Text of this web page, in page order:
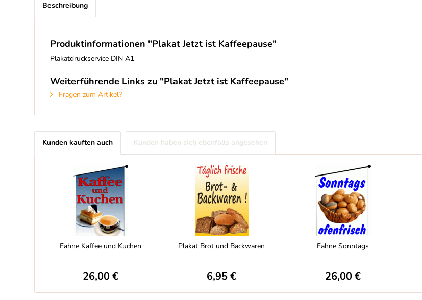
Beschreibung
Produktinformationen "Plakat Jetzt ist Kaffeepause"
Plakatdruckservice DIN A1
Weiterführende Links zu "Plakat Jetzt ist Kaffeepause"
Fragen zum Artikel?
Kunden kauften auch Kunden haben sich ebenfalls angesehen
Fahne Kaffee und Kuchen
26,00 €
Plakat Brot und Backwaren
6,95 €
Fahne Sonntags
26,00 €